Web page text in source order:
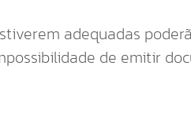
adequadas
de emitir